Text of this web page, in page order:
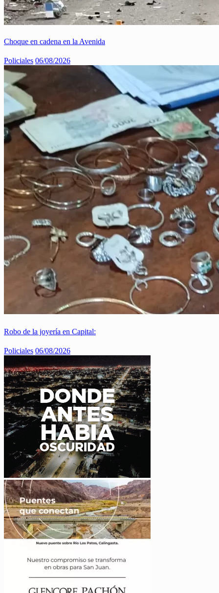
Choque en cadena en la Avenida
Policiales 06/08/2026
Robo de la joyería en Capital:
Policiales 06/08/2026